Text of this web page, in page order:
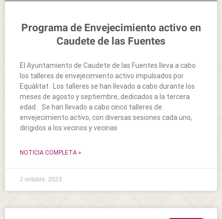
Programa de Envejecimiento activo en
Caudete de las Fuentes
El Ayuntamiento de Caudete de las Fuentes lleva a cabo
los talleres de envejecimiento activo impulsados por
Equàlitat Los talleres se han llevado a cabo durante los
meses de agosto y septiembre, dedicados a la tercera
edad. Se han llevado a cabo cinco talleres de
envejecimiento activo, con diversas sesiones cada uno,
dirigidos a los vecinos y vecinas
NOTICIA COMPLETA »
2 octubre, 2023